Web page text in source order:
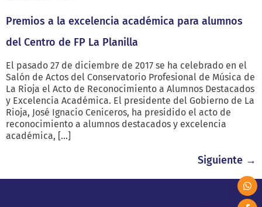
Premios a la excelencia académica para alumnos
del Centro de FP La Planilla
El pasado 27 de diciembre de 2017 se ha celebrado en el
Salón de Actos del Conservatorio Profesional de Música de
La Rioja el Acto de Reconocimiento a Alumnos Destacados
y Excelencia Académica. El presidente del Gobierno de La
Rioja, José Ignacio Ceniceros, ha presidido el acto de
reconocimiento a alumnos destacados y excelencia
académica, […]
Siguiente →